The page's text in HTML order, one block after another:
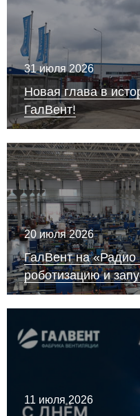
31 июля 2026
Новая глава в
ГалВент!
20 июля 2026
ГалВент на «Радио
роботизацию и
11 июля 2026